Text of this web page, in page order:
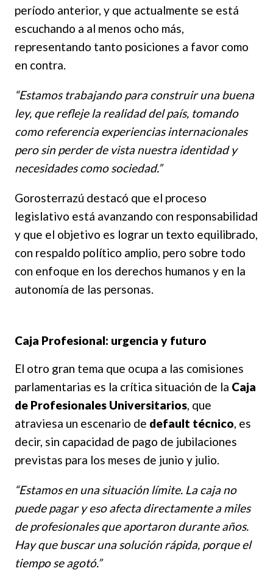
período anterior, y que actualmente se está
escuchando a al menos ocho más,
representando tanto posiciones a favor como
en contra.
“Estamos trabajando para construir una buena
ley, que refleje la realidad del país, tomando
como referencia experiencias internacionales
pero sin perder de vista nuestra identidad y
necesidades como sociedad.”
Gorosterrazú destacó que el proceso
legislativo está avanzando con responsabilidad
y que el objetivo es lograr un texto equilibrado,
con respaldo político amplio, pero sobre todo
con enfoque en los derechos humanos y en la
autonomía de las personas.
Caja Profesional: urgencia y futuro
El otro gran tema que ocupa a las comisiones
parlamentarias es la crítica situación de la Caja
de Profesionales Universitarios, que
atraviesa un escenario de default técnico, es
decir, sin capacidad de pago de jubilaciones
previstas para los meses de junio y julio.
“Estamos en una situación límite. La caja no
puede pagar y eso afecta directamente a miles
de profesionales que aportaron durante años.
Hay que buscar una solución rápida, porque el
tiempo se agotó.”